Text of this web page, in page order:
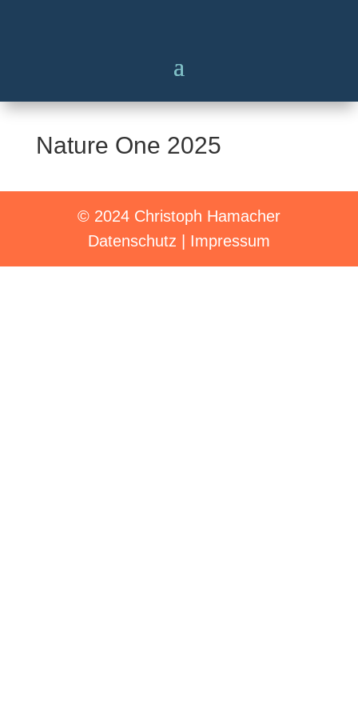
Nature One 2025
© 2024 Christoph Hamacher
Datenschutz
Impressum